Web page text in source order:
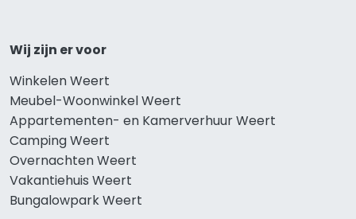
Wij zijn er voor
Winkelen Weert
Meubel-Woonwinkel Weert
Appartementen- en Kamerverhuur Weert
Camping Weert
Overnachten Weert
Vakantiehuis Weert
Bungalowpark Weert